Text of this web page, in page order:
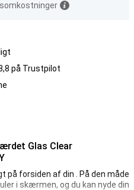
på Trustpilot
Glas Clear
på forsiden af din . På den måde
i skærmen, og du kan nyde din